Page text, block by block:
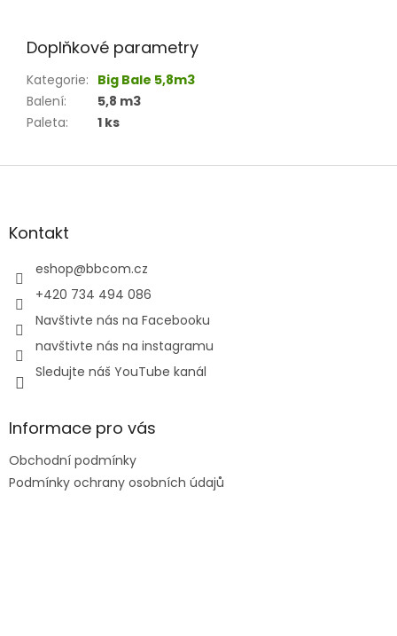
Doplňkové parametry
Kategorie: Big Bale 5,8m3
Balení:
5,8 m3
Paleta: 1 ks
Z
aKontakt
eshop@bbcom.cz
+420 734 494 086
Navštivte nás na Facebooku
navštivte nás na instagramu
Sledujte náš YouTube kanál
Informace pro vás
Obchodní podmínky
Podmínky ochrany osobních údajů